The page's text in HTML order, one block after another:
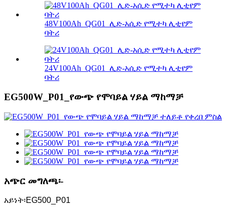
48V100Ah_QG01_ሊድ-አሲድ የሚተካ ሊቲየም
ባትሪ
24V100Ah_QG01_ሊድ-አሲድ የሚተካ ሊቲየም
ባትሪ
EG500W_P01_የውጭ የሞባይል ሃይል ማከማቻ
አጭር መግለጫ፡-
አይነት፡EG500_P01